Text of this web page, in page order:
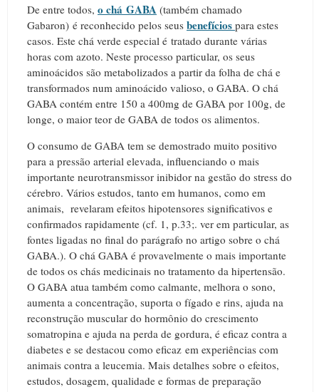
De entre todos, o chá GABA (também chamado
Gabaron) é reconhecido pelos seus benefícios para estes
casos. Este chá verde especial é tratado durante várias
horas com azoto. Neste processo particular, os seus
aminoácidos são metabolizados a partir da folha de chá e
transformados num aminoácido valioso, o GABA. O chá
GABA contém entre 150 a 400mg de GABA por 100g, de
longe, o maior teor de GABA de todos os alimentos.
O consumo de GABA tem se demostrado muito positivo
para a pressão arterial elevada, influenciando o mais
importante neurotransmissor inibidor na gestão do stress do
cérebro. Vários estudos, tanto em humanos, como em
animais, revelaram efeitos hipotensores significativos e
confirmados rapidamente (cf. 1, p.33;. ver em particular, as
fontes ligadas no final do parágrafo no artigo sobre o chá
GABA.). O chá GABA é provavelmente o mais importante
de todos os chás medicinais no tratamento da hipertensão.
O GABA atua também como calmante, melhora o sono,
aumenta a concentração, suporta o fígado e rins, ajuda na
reconstrução muscular do hormônio do crescimento
somatropina e ajuda na perda de gordura, é eficaz contra a
diabetes e se destacou como eficaz em experiências com
animais contra a leucemia. Mais detalhes sobre o efeitos,
estudos, dosagem, qualidade e formas de preparação